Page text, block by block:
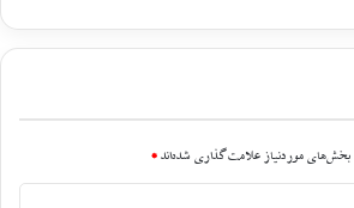
بخش‌های موردنیاز علامت‌گذاری شده‌اند *